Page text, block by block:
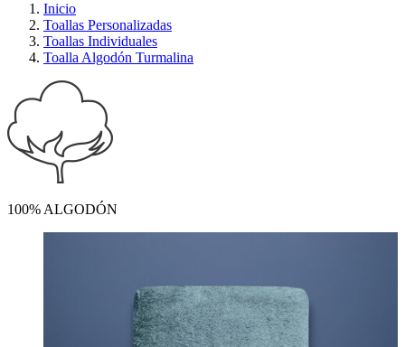
Inicio
Toallas Personalizadas
Toallas Individuales
Toalla Algodón Turmalina
100% ALGODÓN